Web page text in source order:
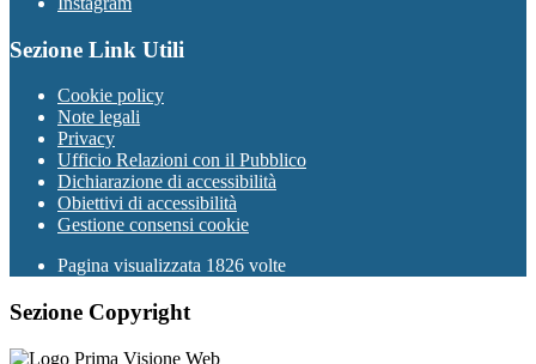
Sezione Link Utili
Cookie policy
Note legali
Privacy
Ufficio Relazioni con il Pubblico
Dichiarazione di accessibilità
Obiettivi di accessibilità
Gestione consensi cookie
Pagina visualizzata 1826 volte
Sezione Copyright